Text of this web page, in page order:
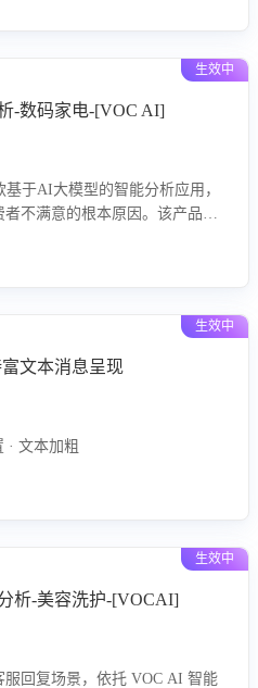
客服应对合理性与成效。系统
生效中
-数码家电-[VOC AI]
于AI大模型的智能分析应用，
不满意的根本原因。该产品可
，提供可落地的改进建议与策
生效中
文本消息呈现
· 文本加粗
生效中
析-美容洗护-[VOCAI]
回复场景，依托 VOC AI 智能